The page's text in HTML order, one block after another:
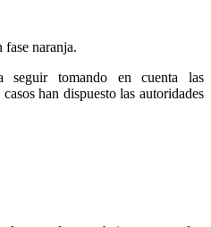
fase naranja.
tomando en cuenta las
han dispuesto las autoridades